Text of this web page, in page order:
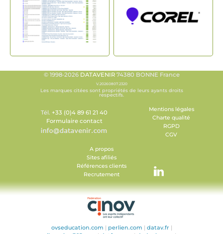
© 1998-2026 DATAVENIR74380 BONNE France
V.20260807.2320
Les marques citées sont propriétés de leurs ayants droits
respectifs.
Tél. +33 (0)4 89 61 21 40
Formulaire contact
Mentions légales
Charte qualité
RGPD
CGV
A propos
Sites afiliés
Références clients
Recrutement
ovseducation.com | perlien.com | datav.fr |